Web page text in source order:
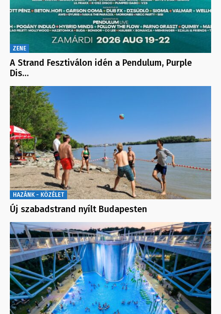
ZENE
A Strand Fesztiválon idén a Pendulum, Purple
Dis…
HAZÁNK - KÖZÉLET
Új szabadstrand nyílt Budapesten